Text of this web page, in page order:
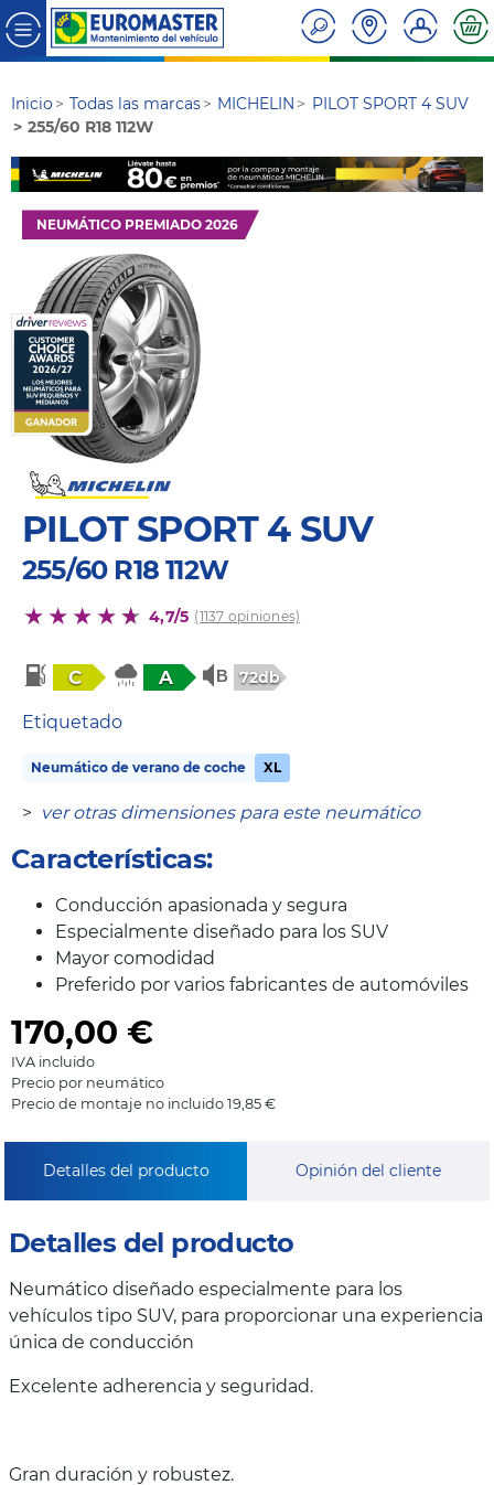
Inicio Todas las marcas MICHELIN
PILOT SPORT 4 SUV
255/60 R18 112W
NEUMÁTICO PREMIADO 2026
PILOT SPORT 4 SUV
255/60 R18 112W
4,7/5 (1137 opiniones)
C A 72db
Etiquetado
Neumático de verano de coche XL
> ver otras dimensiones para este neumático
Características:
Conducción apasionada y segura
Especialmente diseñado para los SUV
Mayor comodidad
Preferido por varios fabricantes de automóviles
170,00 €
IVA incluido
Precio por neumático
Precio de montaje no incluido 19,85 €
Detalles del producto Opinión del cliente
Detalles del producto
Neumático diseñado especialmente para los
vehículos tipo SUV, para proporcionar una experiencia
única de conducción
Excelente adherencia y seguridad.
Gran duración y robustez.